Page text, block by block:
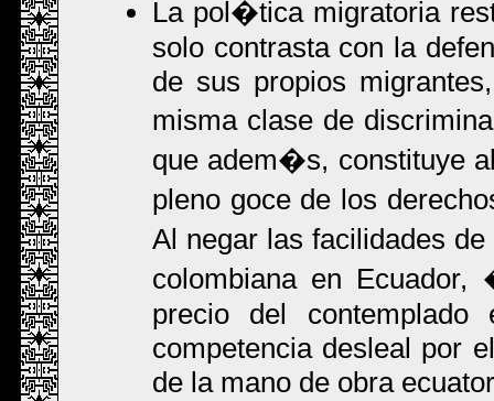
La pol�tica migratoria
solo contrasta con la
de sus propios
misma clase de
que adem�s, constituye
pleno goce de los
Al negar las facilidades
colombiana en
precio del
competencia desleal por
de la mano de obra